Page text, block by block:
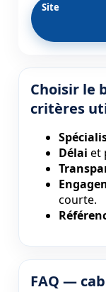
Site
Choisir le
critères
Délai et
courte.
FAQ —